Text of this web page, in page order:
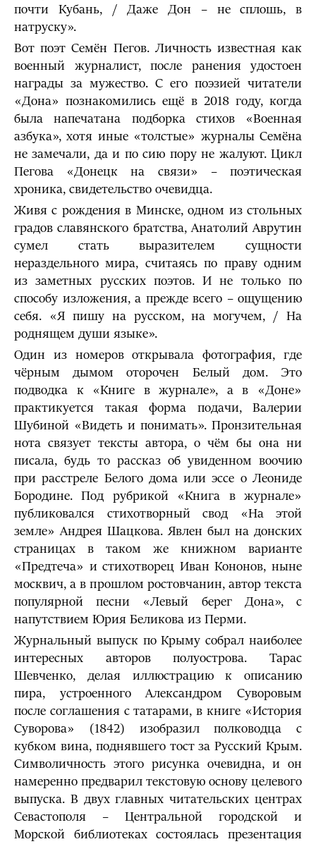
почти Кубань, / Даже Дон – не сплошь, в
натруску».
Вот поэт Семён Пегов. Личность известная как
военный журналист, после ранения удостоен
награды за мужество. С его поэзией читатели
«Дона» познакомились ещё в 2018 году, когда
была напечатана подборка стихов «Военная
азбука», хотя иные «толстые» журналы Семёна
не замечали, да и по сию пору не жалуют. Цикл
Пегова «Донецк на связи» – поэтическая
хроника, свидетельство очевидца.
Живя с рождения в Минске, одном из стольных
градов славянского братства, Анатолий Аврутин
сумел стать выразителем сущности
нераздельного мира, считаясь по праву одним
из заметных русских поэтов. И не только по
способу изложения, а прежде всего – ощущению
себя. «Я пишу на русском, на могучем, / На
роднящем души языке».
Один из номеров открывала фотография, где
чёрным дымом оторочен Белый дом. Это
подводка к «Книге в журнале», а в «Доне»
практикуется такая форма подачи, Валерии
Шубиной «Видеть и понимать». Пронзительная
нота связует тексты автора, о чём бы она ни
писала, будь то рассказ об увиденном воочию
при расстреле Белого дома или эссе о Леониде
Бородине. Под рубрикой «Книга в журнале»
публиковался стихотворный свод «На этой
земле» Андрея Шацкова. Явлен был на донских
страницах в таком же книжном варианте
«Предтеча» и стихотворец Иван Кононов, ныне
москвич, а в прошлом ростовчанин, автор текста
популярной песни «Левый берег Дона», с
напутствием Юрия Беликова из Перми.
Журнальный выпуск по Крыму собрал наиболее
интересных авторов полуострова. Тарас
Шевченко, делая иллюстрацию к описанию
пира, устроенного Александром Суворовым
после соглашения с татарами, в книге «История
Суворова» (1842) изобразил полководца с
кубком вина, поднявшего тост за Русский Крым.
Символичность этого рисунка очевидна, и он
намеренно предварил текстовую основу целевого
выпуска. В двух главных читательских центрах
Севастополя – Центральной городской и
Морской библиотеках состоялась презентация